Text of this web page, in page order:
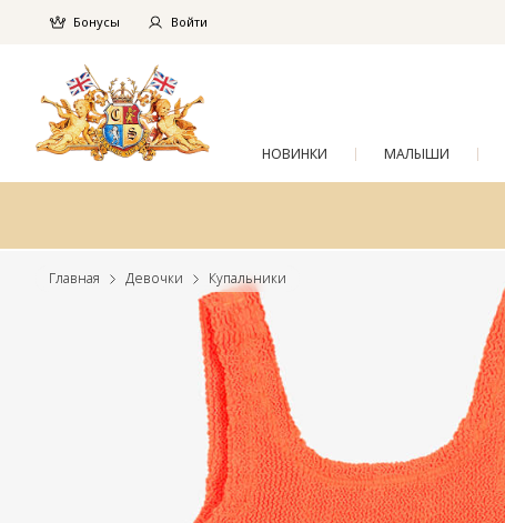
Бонусы Войти
НОВИНКИ МАЛЫШИ
Главная Девочки Купальники